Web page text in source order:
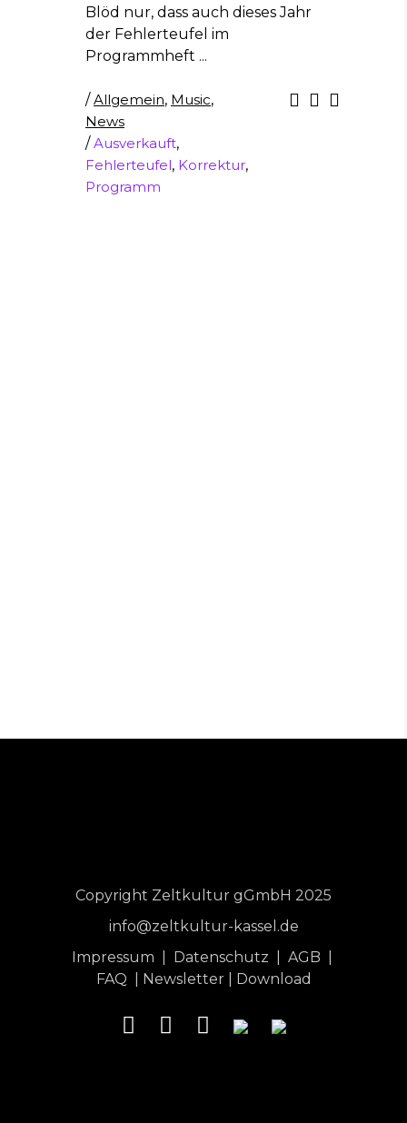
Blöd nur, dass auch dieses Jahr
der Fehlerteufel im
Programmheft
/Allgemein, Music,
News
/Ausverkauft,
Fehlerteufel, Korrektur,
Programm
Copyright Zeltkultur gGmbH 2025
info@zeltkultur-kassel.de
Impressum
Datenschutz AGB
FAQ
Newsletter| Download